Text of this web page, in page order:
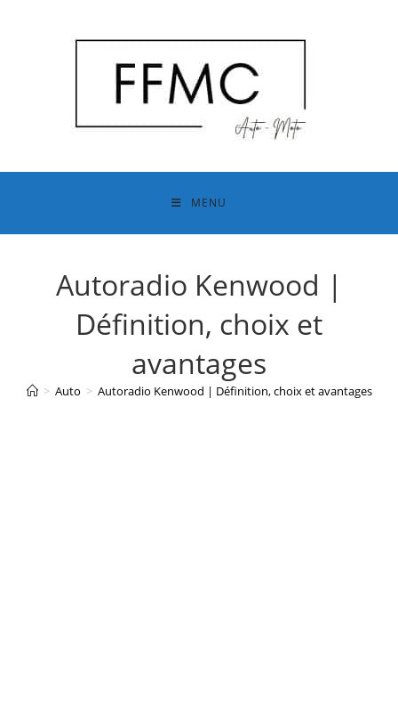
MENU
Autoradio Kenwood |
Définition, choix et
avantages
> Auto > Autoradio Kenwood | Définition, choix et avantages